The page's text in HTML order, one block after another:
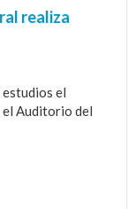
realiza
el
el Auditorio del